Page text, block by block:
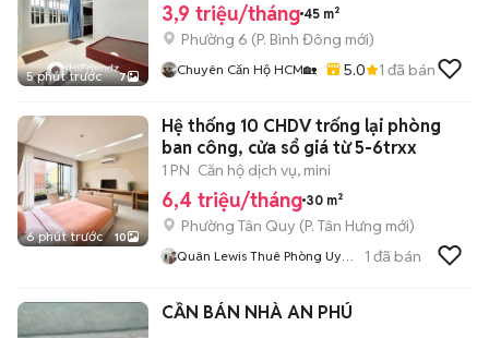
5 phút trước 7
3,9 triệu/tháng 45 m²
Phường 6 (P. Bình Đông mới)
Chuyên Căn Hộ HCM🏡 5.0 1 đã bán
6 phút trước 10
Hệ thống 10 CHDV trống lại phòng
ban công, cửa sổ giá từ 5-6trxx
1 PN Căn hộ dịch vụ, mini
6,4 triệu/tháng 30 m²
Phường Tân Quy (P. Tân Hưng mới)
Quân Lewis Thuê Phòng Uy
1 đã bán
CẦN BÁN NHÀ AN PHÚ